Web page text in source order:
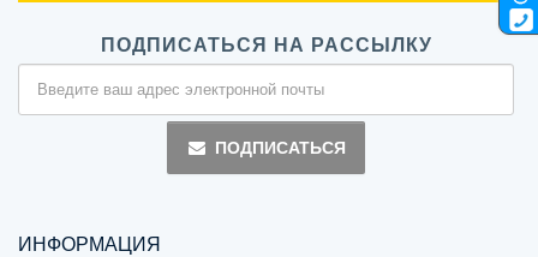
ПОДПИСАТЬСЯ НА РАССЫЛКУ
ПОДПИСАТЬСЯ
ИНФОРМАЦИЯ